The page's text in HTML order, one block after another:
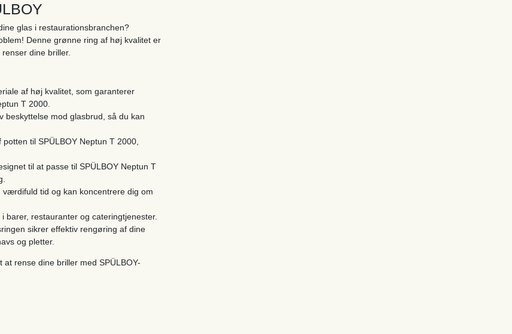
glas i restaurationsbranchen?
Denne grønne ring af høj kvalitet er
dine briller.
af høj kvalitet, som garanterer
T 2000.
beskyttelse mod glasbrud, så du kan
til SPÜLBOY Neptun T 2000,
til at passe til SPÜLBOY Neptun T
tid og kan koncentrere dig om
barer, restauranter og cateringtjenester.
sikrer effektiv rengøring af dine
og pletter.
rense dine briller med SPÜLBOY-